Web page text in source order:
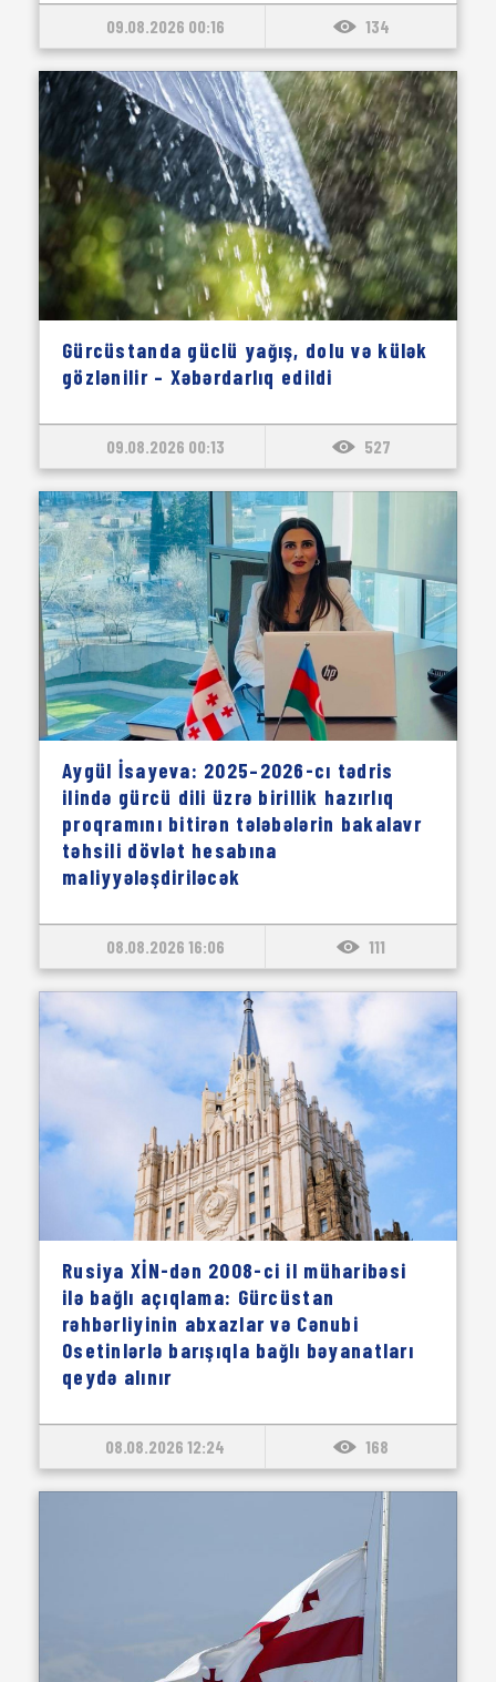
09.08.2026 00:16 134
Gürcüstanda güclü yağış, dolu və külək
gözlənilir – Xəbərdarlıq edildi
09.08.2026 00:13 527
Aygül İsayeva: 2025–2026-cı tədris
ilində gürcü dili üzrə birillik hazırlıq
proqramını bitirən tələbələrin bakalavr
təhsili dövlət hesabına
maliyyələşdiriləcək
08.08.2026 16:06 111
Rusiya XİN-dən 2008-ci il müharibəsi
ilə bağlı açıqlama: Gürcüstan
rəhbərliyinin abxazlar və Cənubi
Osetinlərlə barışıqla bağlı bəyanatları
qeydə alınır
08.08.2026 12:24 168